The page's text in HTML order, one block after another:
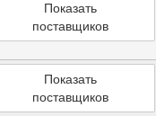
Показать
поставщиков
Показать
поставщиков